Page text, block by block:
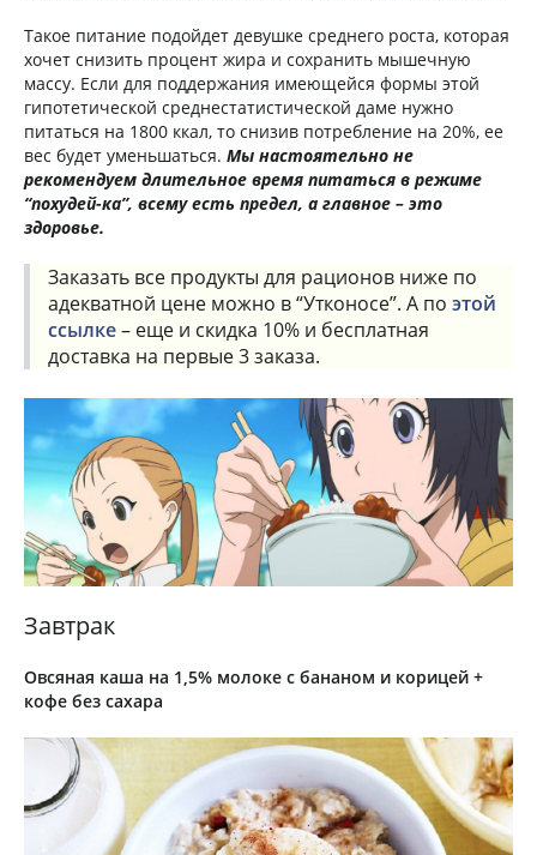
Такое питание подойдет девушке среднего роста, которая
хочет снизить процент жира и сохранить мышечную
массу. Если для поддержания имеющейся формы этой
гипотетической среднестатистической даме нужно
питаться на 1800 ккал, то снизив потребление на 20%, ее
вес будет уменьшаться. Мы настоятельно не
рекомендуем длительное время питаться в режиме
“похудей-ка”, всему есть предел, а главное – это
здоровье.
Заказать все продукты для рационов ниже по
адекватной цене можно в “Утконосе”. А по этой
ссылке– еще и скидка 10% и бесплатная
доставка на первые 3 заказа.
Завтрак
Овсяная каша на 1,5% молоке с бананом и корицей +
кофе без сахара